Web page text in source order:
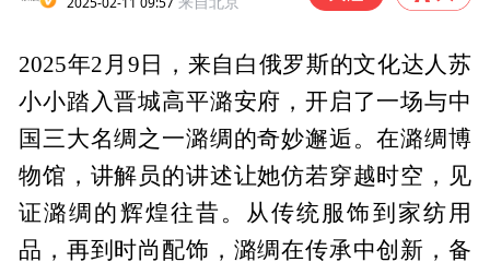
2025年2月9日，来自白俄罗斯的文化达人苏
小小踏入晋城高平潞安府，开启了一场与中
国三大名绸之一潞绸的奇妙邂逅。在潞绸博
物馆，讲解员的讲述让她仿若穿越时空，见
证潞绸的辉煌往昔。从传统服饰到家纺用
品，再到时尚配饰，潞绸在传承中创新，备